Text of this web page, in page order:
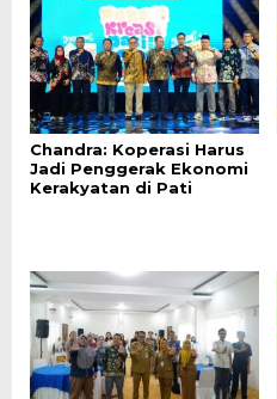
Chandra: Koperasi Harus
Jadi Penggerak Ekonomi
Kerakyatan di Pati